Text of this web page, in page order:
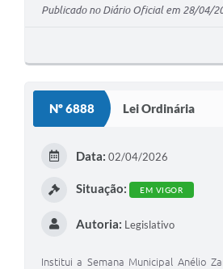
Publicado no Diário Oficial em 28/04/
Nº 6888 Lei Ordinária
Data: 02/04/2026
Situação: EM VIGOR
Autoria: Legislativo
Institui a Semana Municipal Anélio